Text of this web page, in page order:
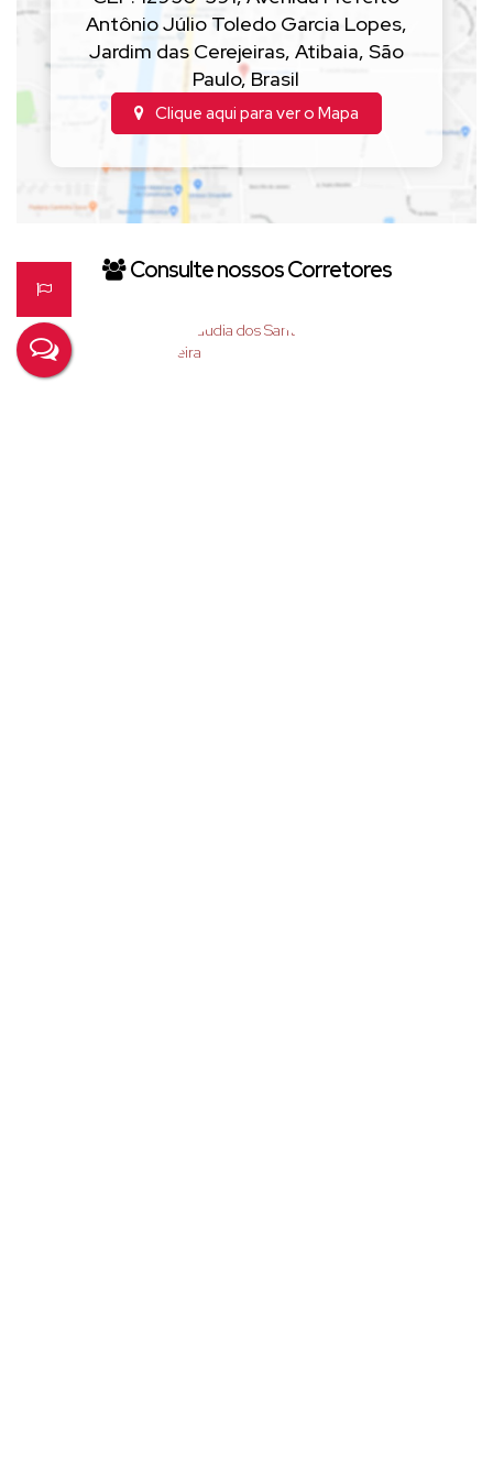
Antônio Júlio Toledo Garcia Lopes,
Jardim das Cerejeiras, Atibaia, São
Paulo,Brasil
Clique aqui para ver o Mapa
Consulte nossos Corretores